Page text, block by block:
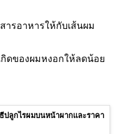
ารอาหารให้กับเส้นผม
กิดของผมหงอกให้ลดน้อย
ปลูกไรผมบนหน้าผากและราคา